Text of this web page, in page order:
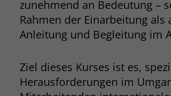
zunehmend an Bedeutung –
Rahmen der Einarbeitung als
Anleitung und Begleitung im
Ziel dieses Kurses ist es,
Herausforderungen im
Name PHPSESSID
Laufzeit Session
Zweck
Browsers und die
exklusiv für diese
Dadurch wird
derselben Website
werden, mit derselben
Benutzerkennung